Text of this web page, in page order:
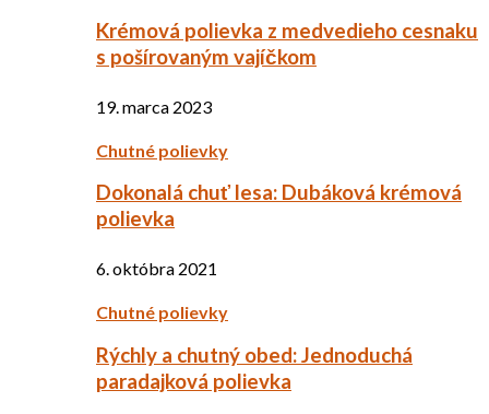
Krémová polievka z medvedieho cesnaku
s pošírovaným vajíčkom
19. marca 2023
Chutné polievky
Dokonalá chuť lesa: Dubáková krémová
polievka
6. októbra 2021
Chutné polievky
Rýchly a chutný obed: Jednoduchá
paradajková polievka